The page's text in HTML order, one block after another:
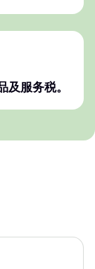
服务税。